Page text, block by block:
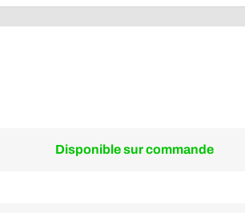
Disponible sur commande